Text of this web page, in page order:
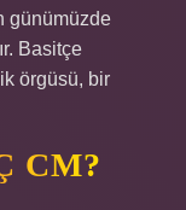
günümüzde
Basitçe
örgüsü, bir
CM?